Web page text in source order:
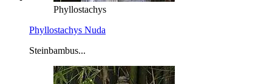
Phyllostachys
Phyllostachys Nuda
Steinbambus...